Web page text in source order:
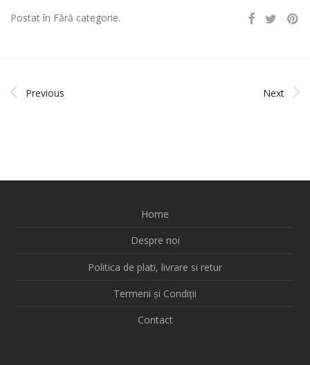
Postat în Fără categorie.
Previous Next
Home
Despre noi
Politica de plati, livrare si retur
Termeni și Condiții
Contact